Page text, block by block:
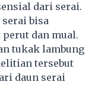
dari serai.
bisa
dan mual.
tukak lambung
tersebut
daun serai